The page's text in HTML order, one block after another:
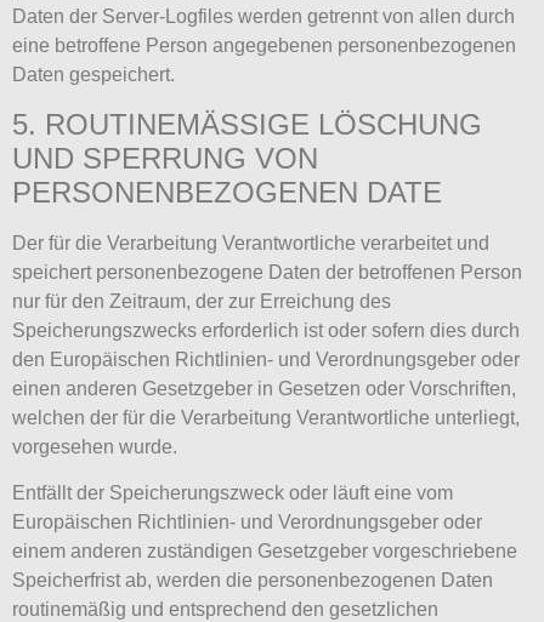
Daten der Server-Logfiles werden getrennt von allen durch
eine betroffene Person angegebenen personenbezogenen
Daten gespeichert.
5. ROUTINEMÄSSIGE LÖSCHUNG
UND SPERRUNG VON
PERSONENBEZOGENEN DATE
Der für die Verarbeitung Verantwortliche verarbeitet und
speichert personenbezogene Daten der betroffenen Person
nur für den Zeitraum, der zur Erreichung des
Speicherungszwecks erforderlich ist oder sofern dies durch
den Europäischen Richtlinien- und Verordnungsgeber oder
einen anderen Gesetzgeber in Gesetzen oder Vorschriften,
welchen der für die Verarbeitung Verantwortliche unterliegt,
vorgesehen wurde.
Entfällt der Speicherungszweck oder läuft eine vom
Europäischen Richtlinien- und Verordnungsgeber oder
einem anderen zuständigen Gesetzgeber vorgeschriebene
Speicherfrist ab, werden die personenbezogenen Daten
routinemäßig und entsprechend den gesetzlichen